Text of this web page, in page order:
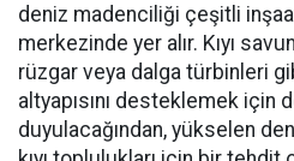
deniz madenciliği çeşitli
merkezinde yer alır. Kıyı
rüzgar veya dalga türbinleri
altyapısını desteklemek için
duyulacağından, yükselen